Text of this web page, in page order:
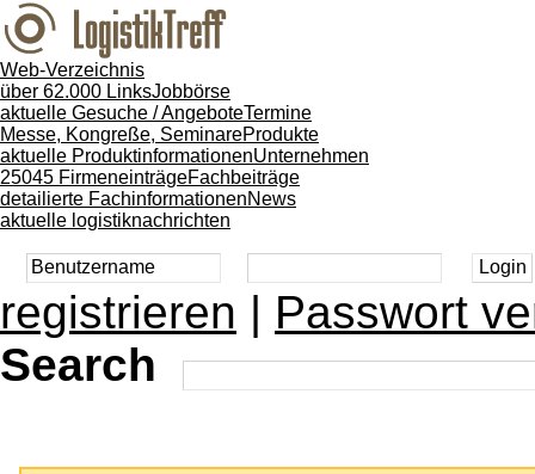
Web-Verzeichnis
über 62.000 LinksJobbörse
aktuelle Gesuche / AngeboteTermine
Messe, Kongreße, SeminareProdukte
aktuelle ProduktinformationenUnternehmen
25045 FirmeneinträgeFachbeiträge
detailierte FachinformationenNews
aktuelle logistiknachrichten
registrieren | Passwort
Search